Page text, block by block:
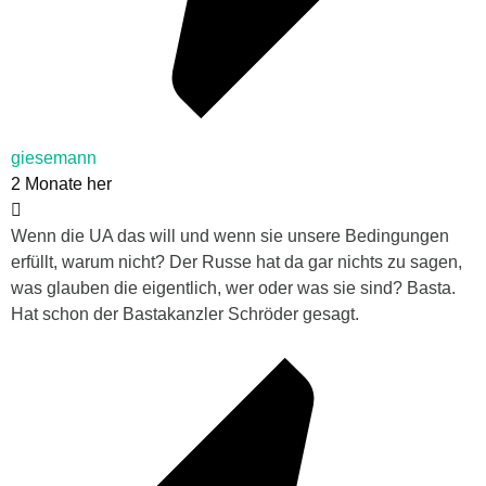
giesemann
2 Monate her
Wenn die UA das will und wenn sie unsere Bedingungen
erfüllt, warum nicht? Der Russe hat da gar nichts zu sagen,
was glauben die eigentlich, wer oder was sie sind? Basta.
Hat schon der Bastakanzler Schröder gesagt.